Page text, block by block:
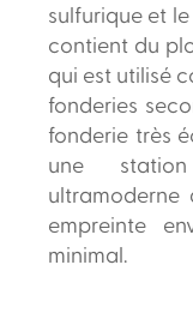
sulfurique et
contient du
qui est utilisé
fonderies
fonderie très
une
ultramoderne
empreinte
minimal.